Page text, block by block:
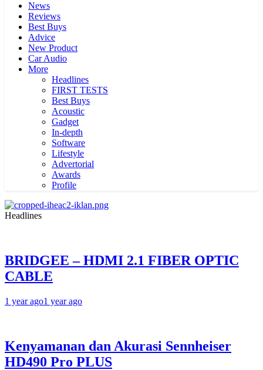
News
Reviews
Best Buys
Advice
New Product
Car Audio
More
Headlines
FIRST TESTS
Best Buys
Acoustic
Gadget
In-depth
Software
Lifestyle
Advertorial
Awards
Profile
Headlines
BRIDGEE – HDMI 2.1 FIBER OPTIC
CABLE
1 year ago1 year ago
Kenyamanan dan Akurasi Sennheiser
HD490 Pro PLUS